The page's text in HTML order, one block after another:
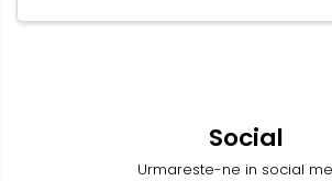
Social
Urmareste-ne in social